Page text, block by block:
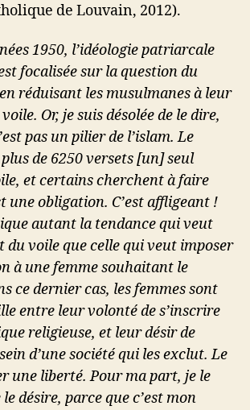
de Louvain, 2012).
1950, l’idéologie patriarcale
focalisée sur la question du
réduisant les musulmanes à leur
Or, je suis désolée de le dire,
pas un pilier de l’islam. Le
de 6250 versets [un] seul
et certains cherchent à faire
une obligation. C’est affligeant !
autant la tendance qui veut
du voile que celle qui veut imposer
à une femme souhaitant le
ce dernier cas, les femmes sont
entre leur volonté de s’inscrire
religieuse, et leur désir de
d’une société qui les exclut. Le
une liberté. Pour ma part, je le
désire, parce que c’est mon